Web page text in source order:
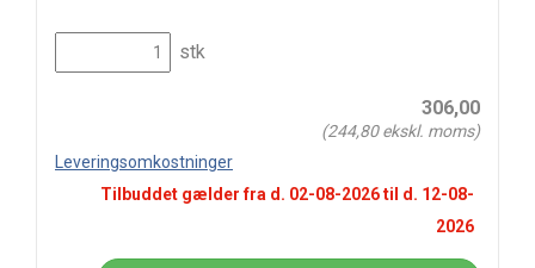
stk
306,00
(244,80ekskl. moms)
Leveringsomkostninger
Tilbuddet gælder fra d. 02-08-2026til d. 12-08-
2026